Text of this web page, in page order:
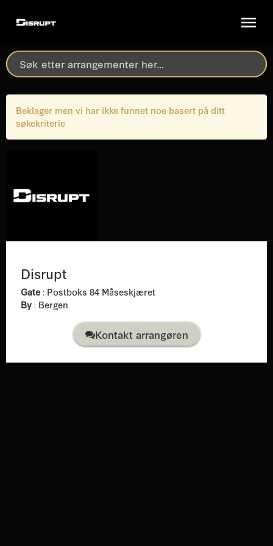
Beklager men vi har ikke funnet noe basert på ditt
søkekriterie
Disrupt
Gate : Postboks 84 Måseskjæret
By : Bergen
Kontakt arrangøren